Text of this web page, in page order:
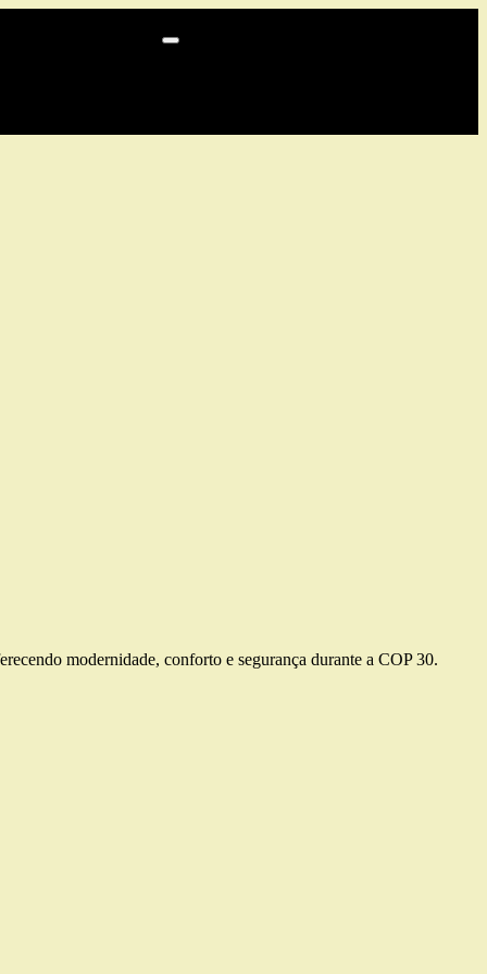
modernidade, conforto e segurança durante a COP 30.